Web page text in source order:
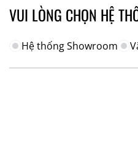
VUI LÒNG CHỌN HỆ
Hệ thống Showroom